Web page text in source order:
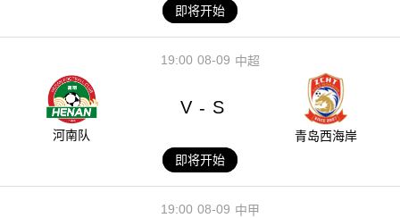
即将开始
08-09
19:00 中超
河南队
V - S
青岛西海岸
即将开始
08-09
19:00 中甲